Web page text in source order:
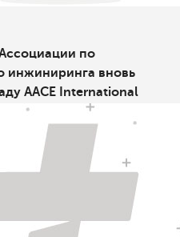
по
инжиниринга вновь
AACE International